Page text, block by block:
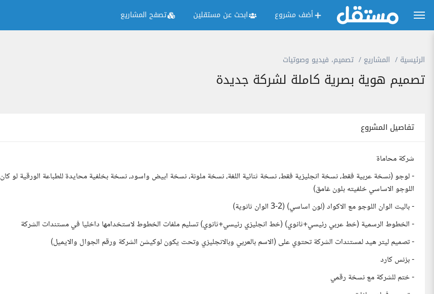
أضف مشروع ابحث عن مستقلين تصفح المشاريع
الرئيسية المشاريع تصميم، فيديو وصوتيات
تصميم هوية بصرية كاملة لشركة جديدة
تفاصيل المشروع
شركة محاماة
- لوجو (نسخة عربية فقط، نسخة انجليزية فقط، نسخة ثنائية اللغة، نسخة ملونة، نسخة ابيض واسود، نسخة بخلفية محايدة للطباعة الورقية لو كان
اللوجو الاساسي خلفيته بلون غامق)
- باليت الوان اللوجو مع الاكواد (لون اساسي) (2-3 الوان ثانوية)
- الخطوط الرسمية (خط عربي رئيسي+ثانوي) (خط انجليزي رئيسي+ثانوي) تسليم ملفات الخطوط لاستخدامها داخليا في مستندات الشركة
- تصميم ليتر هيد لمستندات الشركة تحتوي على (الاسم بالعربي وبالانجليزي وتحت يكون لوكيشن الشركة ورقم الجوال والايميل)
- بزنس كارد
- ختم للشركة مع نسخة رقمي